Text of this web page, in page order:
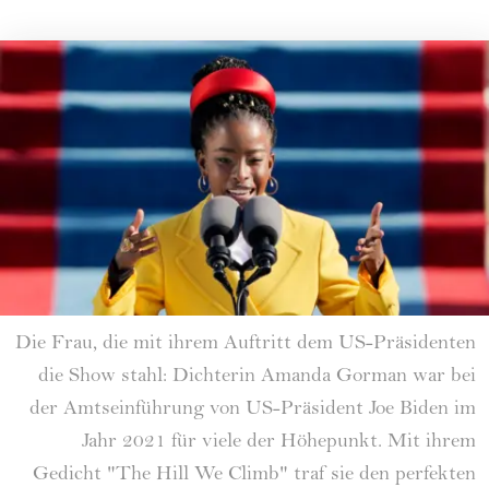
Die Frau, die mit ihrem Auftritt dem US-Präsidenten
die Show stahl: Dichterin Amanda Gorman war bei
der Amtseinführung von US-Präsident Joe Biden im
Jahr 2021 für viele der Höhepunkt. Mit ihrem
Gedicht "The Hill We Climb" traf sie den perfekten